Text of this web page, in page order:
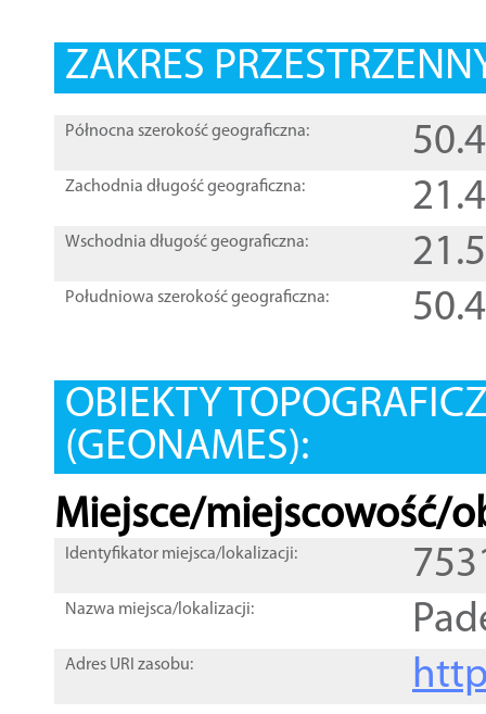
ZAKRES
Północna szerokość geograficzna:
Zachodnia długość geograficzna:
Wschodnia długość geograficzna:
Południowa szerokość geograficzna:
OBIEKTY
(GEONAMES):
Miejsce/miejscowość/
Identyfikator miejsca/lokalizacji:
Nazwa miejsca/lokalizacji:
Adres URI zasobu: